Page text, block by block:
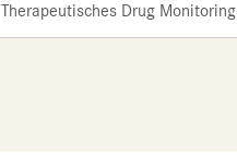
Therapeutisches Drug Monitoring